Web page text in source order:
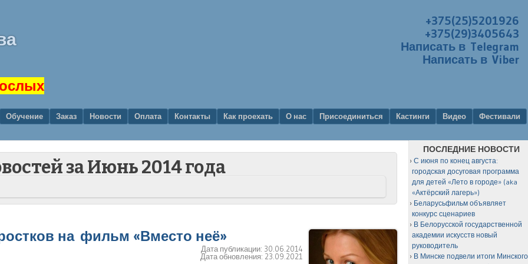
+375(25)5201926
+375(29)3405643
Написать в Telegram
Написать в Viber
Обучение Заказ Новости Оплата Контакты Как проехать О нас Присоединиться Кастинги Видео
Фестивали
заИюнь 2014 года
на фильм «Вместо неё»
Дата публикации: 30.06.2014
Дата обновления: 23.09.2021
ПОСЛЕДНИЕ НОВОСТИ
С июня по конец августа:
городская досуговая программа
для детей «Лето в городе» (aka
«Актёрский лагерь»)
Беларусьфильм объявляет
конкурс сценариев
В Белорусской государственной
академии искусств новый
руководитель
В Минске подвели итоги Минского